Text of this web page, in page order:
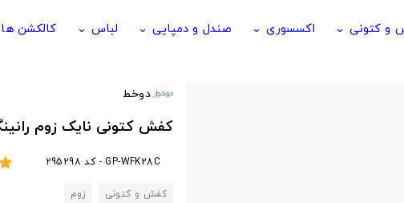
و کتونی keyboard_arrow_down اکسسوری keyboard_arrow_down صندل و دمپایی keyboard_arrow_down لباس keyboard_arrow_down کالکشن ها
دوخط
کفش کتونی نایک زوم
GP-WFK28C - کد 295298 star
کفش و کتونی
زوم